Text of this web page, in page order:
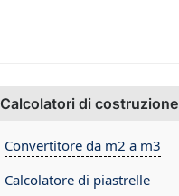
Calcolatori di costruzione
Convertitore da m2 a m3
Calcolatore di piastrelle